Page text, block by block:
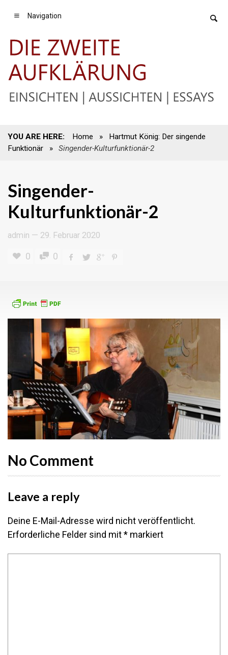
Navigation
YOU ARE HERE: Home »
Hartmut König: Der singende
Funktionär
» Singender-Kulturfunktionär-2
Singender-
Kulturfunktionär-2
admin — 29. Februar 2020
0 0
No Comment
Leave a reply
Deine E-Mail-Adresse wird nicht veröffentlicht.
Erforderliche Felder sind mit* markiert